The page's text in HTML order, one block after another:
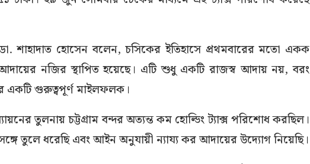
শাহাদাত হোসেন বলেন, চসিকের ইতিহাসে প্রথমবারের মতো একক
নজির স্থাপিত হয়েছে। এটি শুধু একটি রাজস্ব আদায় নয়, বরং
একটি গুরুত্বপূর্ণ মাইলফলক।
তুলনায় চট্টগ্রাম বন্দর অত্যন্ত কম হোল্ডিং ট্যাক্স পরিশোধ করছিল।
তুলে ধরেছি এবং আইন অনুযায়ী ন্যায্য কর আদায়ের উদ্যোগ নিয়েছি।